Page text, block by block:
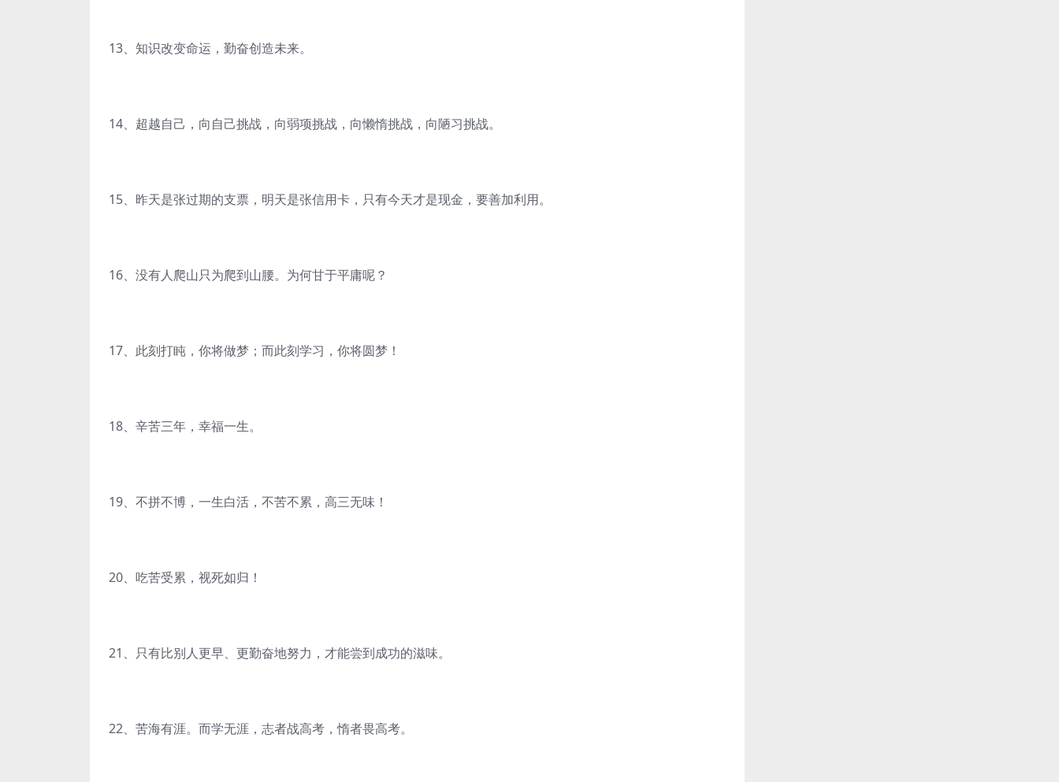
13、知识改变命运，勤奋创造未来。
14、超越自己，向自己挑战，向弱项挑战，向懒惰挑战，向陋习挑战。
15、昨天是张过期的支票，明天是张信用卡，只有今天才是现金，要善加利用。
16、没有人爬山只为爬到山腰。为何甘于平庸呢？
17、此刻打盹，你将做梦；而此刻学习，你将圆梦！
18、辛苦三年，幸福一生。
19、不拼不博，一生白活，不苦不累，高三无味！
20、吃苦受累，视死如归！
21、只有比别人更早、更勤奋地努力，才能尝到成功的滋味。
22、苦海有涯。而学无涯，志者战高考，惰者畏高考。